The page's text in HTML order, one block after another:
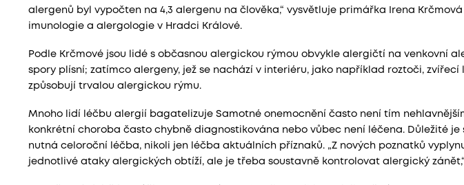
alergenů byl vypočten na 4,3 alergenu na člověka,“ vysvětluje primářka Irena
imunologie a alergologie v Hradci Králové.
Podle Krčmové jsou lidé s občasnou alergickou rýmou obvykle alergičtí na venkovní
spory plísní; zatímco alergeny, jež se nachází v interiéru, jako například roztoči, zvířecí
způsobují trvalou alergickou rýmu.
Mnoho lidí léčbu alergií bagatelizuje Samotné onemocnění často není tím
konkrétní choroba často chybně diagnostikována nebo vůbec není léčena. Důležité je
nutná celoroční léčba, nikoli jen léčba aktuálních příznaků. „Z nových poznatků
jednotlivé ataky alergických obtíží, ale je třeba soustavně kontrolovat alergický